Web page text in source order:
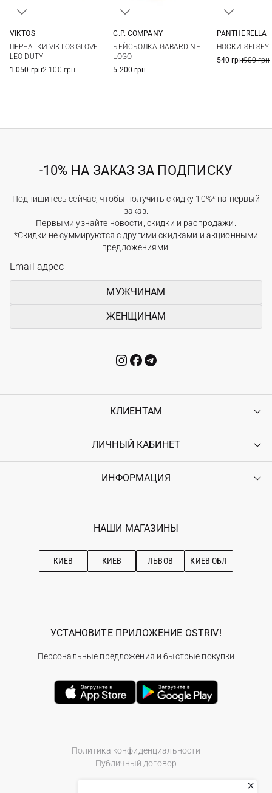
VIKTOS
ПЕРЧАТКИ VIKTOS GLOVE
LEO DUTY
1 050 грн2 100 грн
C.P. COMPANY
БЕЙСБОЛКА GABARDINE
LOGO
5 200 грн
PANTHERELLA
НОСКИ SELSEY
540 грн900 грн
-10% НА ЗАКАЗ ЗА ПОДПИСКУ
Подпишитесь сейчас, чтобы получить скидку 10%* на первый
заказ.
Первыми узнайте новости, скидки и распродажи.
*Скидки не суммируются с другими скидками и акционными
предложениями.
МУЖЧИНАМ
ЖЕНЩИНАМ
КЛИЕНТАМ
Контакты
Возврат
Гарантия
ЛИЧНЫЙ КАБИНЕТ
Войти
Ostriv Club+
ИНФОРМАЦИЯ
Наши магазини
Рекомендации по уходу
НАШИ МАГАЗИНЫ
КИЕВ КИЕВ ЛЬВОВ КИЕВ ОБЛ
Политика конфиденциальности
Публичный договор
УСТАНОВИТЕ ПРИЛОЖЕНИЕ OSTRIV!
Персональные предложения и быстрые покупки